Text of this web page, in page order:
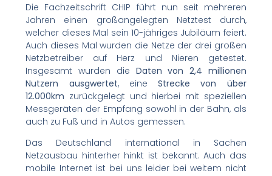
Die Fachzeitschrift CHIP führt nun seit mehreren
Jahren einen großangelegten Netztest durch,
welcher dieses Mal sein 10-jähriges Jubiläum feiert.
Auch dieses Mal wurden die Netze der drei großen
Netzbetreiber auf Herz und Nieren getestet.
Insgesamt wurden die Daten von 2,4 millionen
Nutzern ausgwertet, eineStrecke von über
12.000km zurückgelegt und hierbei mit speziellen
Messgeräten der Empfang sowohl in der Bahn, als
auch zu Fuß und in Autos gemessen.
Das Deutschland international in Sachen
Netzausbau hinterher hinkt ist bekannt. Auch das
mobile Internet ist bei uns leider bei weitem nicht